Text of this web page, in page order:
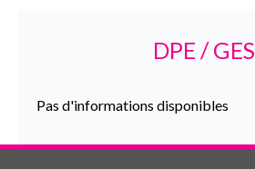
DPE / GES
Pas d'informations disponibles